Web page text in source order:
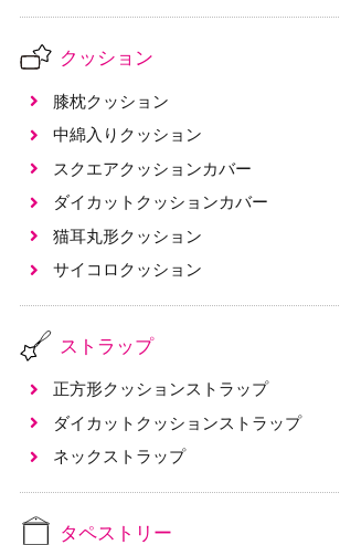
クッション
膝枕クッション
中綿入りクッション
スクエアクッションカバー
ダイカットクッションカバー
猫耳丸形クッション
サイコロクッション
ストラップ
正方形クッションストラップ
ダイカットクッションストラップ
ネックストラップ
タペストリー